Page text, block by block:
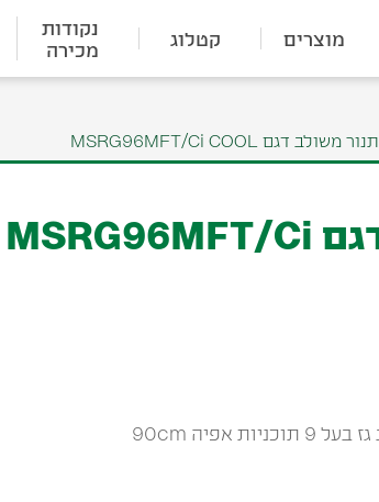
מוצרים קטלוג
נקודות
מכירה
תנור משולב דגם MSRG96MFT/Ci COOL
תנור משולב דגם MSRG96MFT/Ci